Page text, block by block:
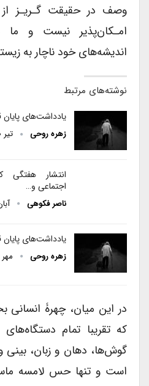
وصف در حقیقت گـریـز از
امـکان‌پذیر نیست و ما
اندیشه‌های خود ناچار به
نوشته‌های مرتبط
یادداشت‌های پایان
زهره روحی تیر ۳۰, ۱۴۰۵
انتشار هفتگی
اجتماعی و…
ناصر فکوهی آبان ۱۶, ۱۴۰۴
یادداشت‌های پایان
زهره روحی مهر ۲۹, ۱۴۰۴
در این میان، چهرۀ انسانی
که تقریبا تمام
گوش‌ها، دهان و زبان، بینی
است و تنها حس لامسه